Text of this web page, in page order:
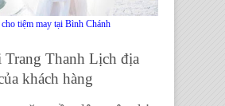
tiệm may tại Bình Chánh
Trang Thanh Lịch địa
khách hàng